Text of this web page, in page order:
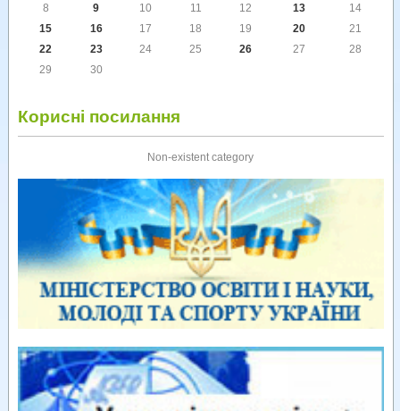
8
9 10 11 12 13
14
15
16 17 18 19 20
21
22
23 24 25 26 27
28
29
30
Корисні посилання
Non-existent category